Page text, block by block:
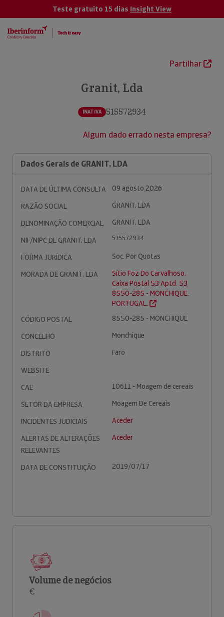
Teste gratuito 15 dias Insight View
Partilhar
Granit, Lda
INATIVA 515572934
Algum dado errado nesta empresa?
Dados Gerais de GRANIT, LDA
DATA DE ÚLTIMA CONSULTA
09 agosto 2026
RAZÃO SOCIAL
GRANIT, LDA
DENOMINAÇÃO COMERCIAL
GRANIT, LDA
NIF/NIPC DE GRANIT, LDA
515572934
FORMA JURÍDICA
Soc. Por Quotas
MORADA DE GRANIT, LDA
Sítio Foz Do Carvalhoso,
Caixa Postal 53 Aptd. 53
8550-285 - MONCHIQUE.
PORTUGAL.
CÓDIGO POSTAL
8550-285 - MONCHIQUE
CONCELHO
Monchique
DISTRITO
Faro
WEBSITE
CAE
10611 - Moagem de cereais
SETOR DA EMPRESA
Moagem De Cereais
INCIDENTES JUDICIAIS
Aceder
ALERTAS DE ALTERAÇÕES
RELEVANTES
Aceder
DATA DE CONSTITUIÇÃO 2019/07/17
Volume de negócios
€